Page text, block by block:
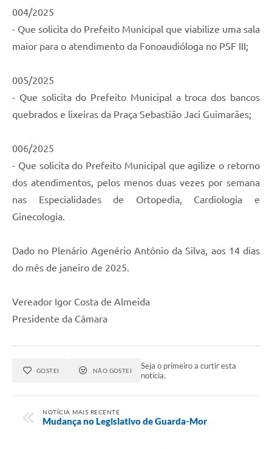
004/2025
- Que solicita do Prefeito Municipal que viabilize uma sala
maior para o atendimento da Fonoaudióloga no PSF III;
005/2025
- Que solicita do Prefeito Municipal a troca dos bancos
quebrados e lixeiras da Praça Sebastião Jaci Guimarães;
006/2025
- Que solicita do Prefeito Municipal que agilize o retorno
dos atendimentos, pelos menos duas vezes por semana
nas Especialidades de Ortopedia, Cardiologia e
Ginecologia.
Dado no Plenário Agenério Antônio da Silva, aos 14 dias
do mês de janeiro de 2025.
Vereador Igor Costa de Almeida
Presidente da Câmara
GOSTEI NÃO GOSTEI
Seja o primeiro a curtir esta
notícia.
NOTÍCIA MAIS RECENTE
Mudança no Legislativo de Guarda-Mor